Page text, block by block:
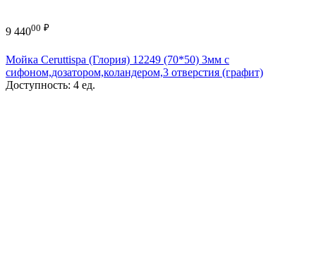
9 44000 ₽
Мойка Ceruttispa (Глория) 12249 (70*50) 3мм с
сифоном,дозатором,коландером,3 отверстия (графит)
Доступность: 4 ед.